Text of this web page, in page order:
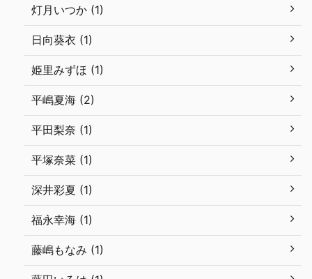
灯月いつか (1)
日向葵衣 (1)
姫里みずほ (1)
平嶋夏海 (2)
平田梨奈 (1)
平塚奈菜 (1)
深井彩夏 (1)
福永幸海 (1)
藤嶋もなみ (1)